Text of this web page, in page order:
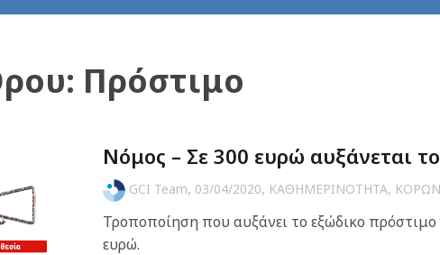
Πρόστιμο
Νόμος – Σε 300 ευρώ αυξάνεται
GCI Team, 03/04/2020, ΚΑΘΗΜΕΡΙΝΟΤΗΤΑ,
Τροποποίηση που αυξάνει το εξώδικο
ευρώ.